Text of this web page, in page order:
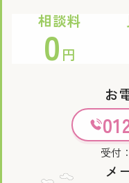
相談料
0 円
お
受付
メ